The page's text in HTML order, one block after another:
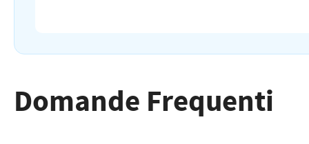
Domande Frequenti